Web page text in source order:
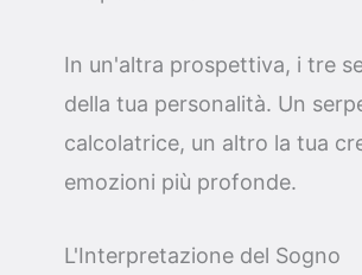
In un'altra prospettiva, i tre
della tua personalità. Un
calcolatrice, un altro la tua
emozioni più profonde.
L'Interpretazione del Sogno